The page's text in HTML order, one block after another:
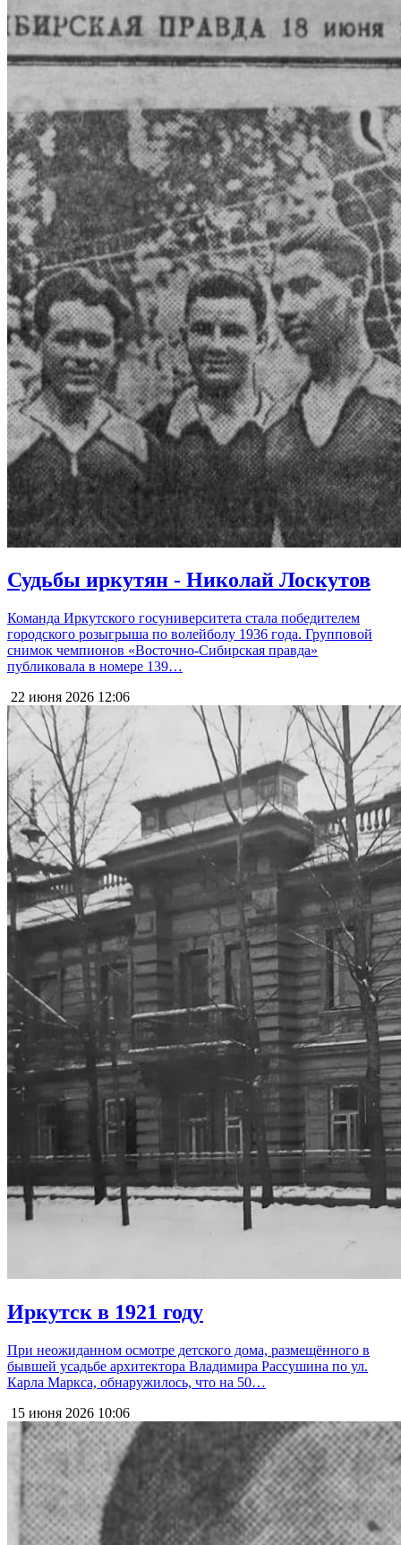
Судьбы иркутян - Николай Лоскутов
Команда Иркутского госуниверситета стала победителем
городского розыгрыша по волейболу 1936 года. Групповой
снимок чемпионов «Восточно-Сибирская правда»
публиковала в номере 139…
22 июня 2026 12:06
Иркутск в 1921 году
При неожиданном осмотре детского дома, размещённого в
бывшей усадьбе архитектора Владимира Рассушина по ул.
Карла Маркса, обнаружилось, что на 50…
15 июня 2026 10:06